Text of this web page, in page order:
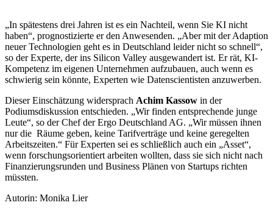
„In spätestens drei Jahren ist es ein Nachteil, wenn Sie KI nicht
haben“, prognostizierte er den Anwesenden. „Aber mit der Adaption
neuer Technologien geht es in Deutschland leider nicht so schnell“,
so der Experte, der ins Silicon Valley ausgewandert ist. Er rät, KI-
Kompetenz im eigenen Unternehmen aufzubauen, auch wenn es
schwierig sein könnte, Experten wie Datenscientisten anzuwerben.
Dieser Einschätzung widersprach Achim Kassow in der
Podiumsdiskussion entschieden. „Wir finden entsprechende junge
Leute“, so der Chef der Ergo Deutschland AG. „Wir müssen ihnen
nur die Räume geben, keine Tarifverträge und keine geregelten
Arbeitszeiten.“ Für Experten sei es schließlich auch ein „Asset“,
wenn forschungsorientiert arbeiten wollten, dass sie sich nicht nach
Finanzierungsrunden und Business Plänen von Startups richten
müssten.
Autorin: Monika Lier